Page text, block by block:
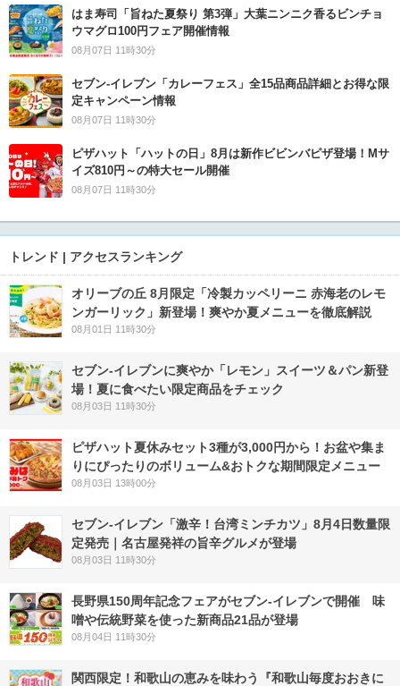
はま寿司「旨ねた夏祭り 第3弾」大葉ニンニク香るビンチョ
ウマグロ100円フェア開催情報
08月07日 11時30分
セブン‐イレブン「カレーフェス」全15品商品詳細とお得な限
定キャンペーン情報
08月07日 11時30分
ピザハット「ハットの日」8月は新作ビビンバピザ登場！Mサ
イズ810円～の特大セール開催
08月07日 11時30分
トレンド | アクセスランキング
オリーブの丘 8月限定「冷製カッペリーニ 赤海老のレモ
ンガーリック」新登場！爽やか夏メニューを徹底解説
08月01日 11時30分
セブン‐イレブンに爽やか「レモン」スイーツ＆パン新登
場！夏に食べたい限定商品をチェック
08月03日 11時30分
ピザハット夏休みセット3種が3,000円から！お盆や集ま
りにぴったりのボリューム&おトクな期間限定メニュー
08月03日 13時00分
セブン-イレブン「激辛！台湾ミンチカツ」8月4日数量限
定発売｜名古屋発祥の旨辛グルメが登場
08月03日 11時30分
長野県150周年記念フェアがセブン-イレブンで開催 味
噌や伝統野菜を使った新商品21品が登場
08月04日 11時30分
関西限定！和歌山の恵みを味わう『和歌山毎度おおきに